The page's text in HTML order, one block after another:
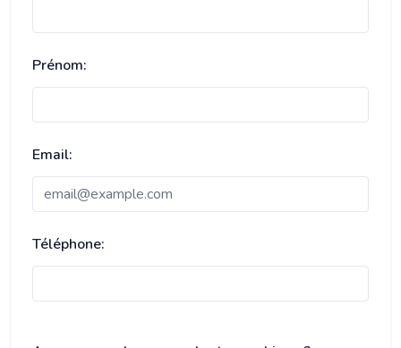
Prénom:
Email:
Téléphone: